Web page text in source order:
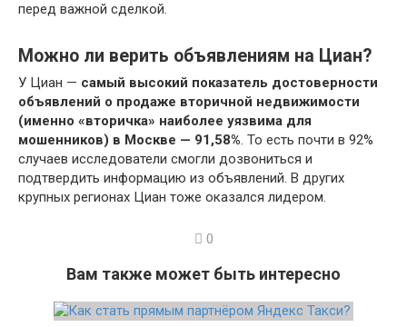
перед важной сделкой.
Можно ли верить объявлениям на Циан?
У Циан — самый высокий показатель достоверности
объявлений о продаже вторичной недвижимости
(именно «вторичка» наиболее уязвима для
мошенников) в Москве — 91,58%. То есть почти в 92%
случаев исследователи смогли дозвониться и
подтвердить информацию из объявлений. В других
крупных регионах Циан тоже оказался лидером.
0
Вам также может быть интересно